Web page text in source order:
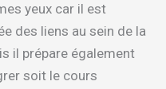
yeux car il est
des liens au sein de la
il prépare également
soit le cours